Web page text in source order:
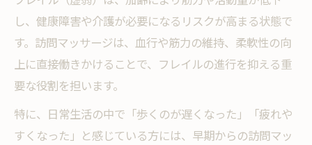
し、健康障害や介護が必要になるリスクが高まる状態で
す。訪問マッサージは、血行や筋力の維持、柔軟性の向
上に直接働きかけることで、フレイルの進行を抑える重
要な役割を担います。
特に、日常生活の中で「歩くのが遅くなった」「疲れや
すくなった」と感じている方には、早期からの訪問マッ